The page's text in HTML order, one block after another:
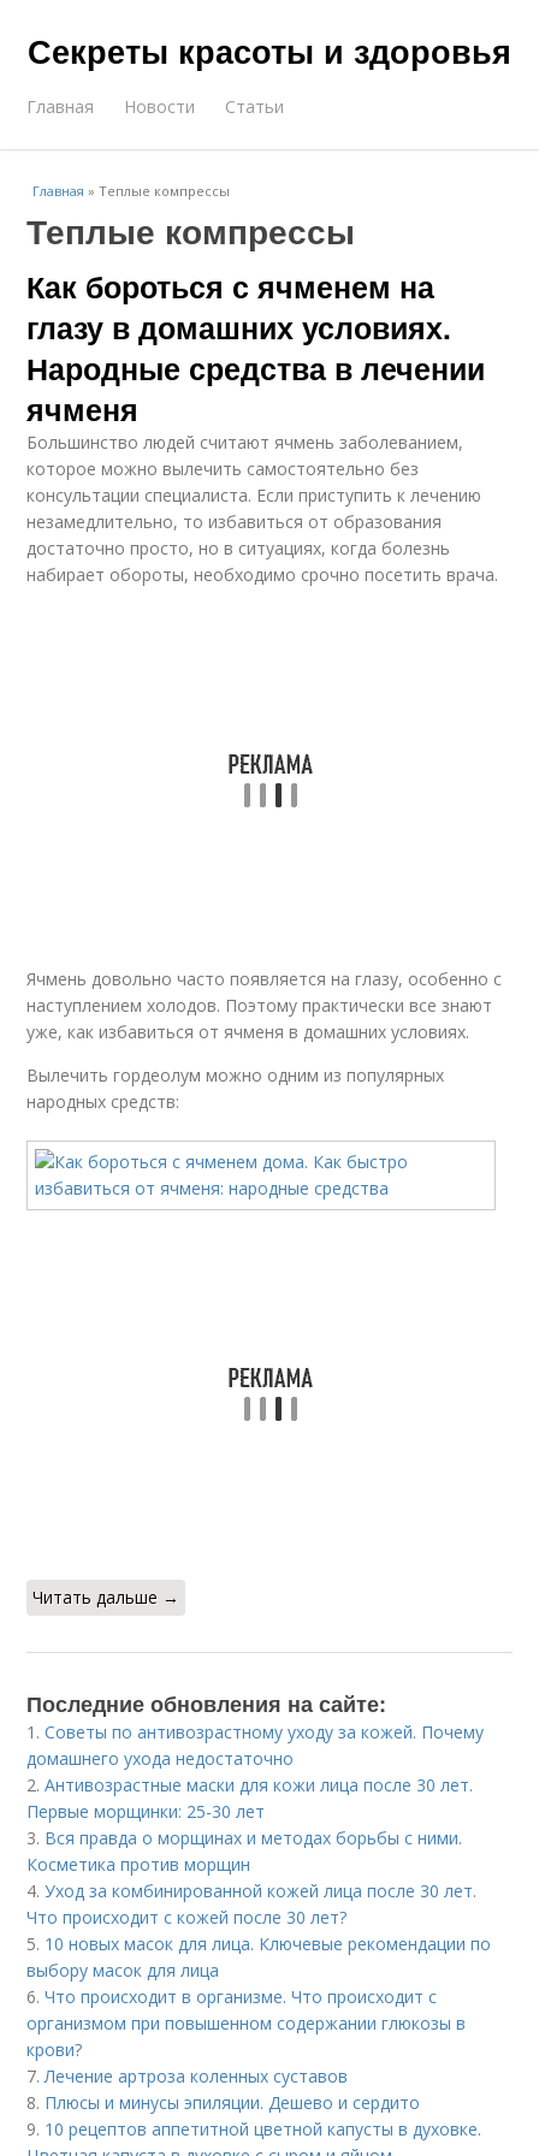
Секреты красоты и здоровья
Главная Новости Статьи
Главная »Теплые компрессы
Теплые компрессы
Как бороться с ячменем на
глазу в домашних условиях.
Народные средства в лечении
ячменя
Большинство людей считают ячмень заболеванием,
которое можно вылечить самостоятельно без
консультации специалиста. Если приступить к лечению
незамедлительно, то избавиться от образования
достаточно просто, но в ситуациях, когда болезнь
набирает обороты, необходимо срочно посетить врача.
Ячмень довольно часто появляется на глазу, особенно с
наступлением холодов. Поэтому практически все знают
уже, как избавиться от ячменя в домашних условиях.
Вылечить гордеолум можно одним из популярных
народных средств:
Читать дальше →
Последние обновления на сайте:
1.Советы по антивозрастному уходу за кожей. Почему
домашнего ухода недостаточно
2.Антивозрастные маски для кожи лица после 30 лет.
Первые морщинки: 25-30 лет
3. Вся правда о морщинах и методах борьбы с ними.
Косметика против морщин
4.Уход за комбинированной кожей лица после 30 лет.
Что происходит с кожей после 30 лет?
5. 10 новых масок для лица. Ключевые рекомендации по
выбору масок для лица
6.Что происходит в организме. Что происходит с
организмом при повышенном содержании глюкозы в
крови?
7.Лечение артроза коленных суставов
8. Плюсы и минусы эпиляции. Дешево и сердито
9. 10 рецептов аппетитной цветной капусты в духовке.